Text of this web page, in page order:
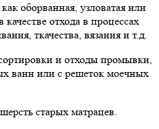
оборванная, узловатая или
отхода в процессах
ткачества, вязания и т.д.
и отходы промывки,
ванн или с решеток моечных
старых матрацев.